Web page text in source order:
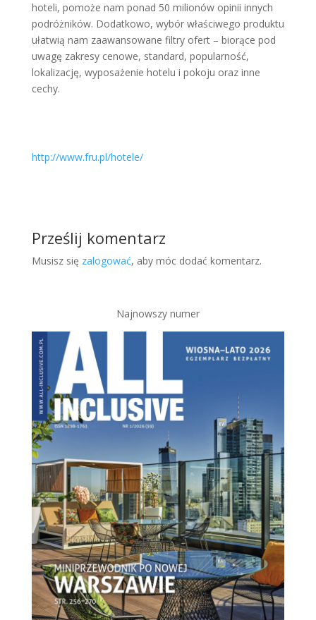
hoteli, pomoże nam ponad 50 milionów opinii innych
podróżników. Dodatkowo, wybór właściwego produktu
ułatwią nam zaawansowane filtry ofert – biorące pod
uwagę zakresy cenowe, standard, popularność,
lokalizację, wyposażenie hotelu i pokoju oraz inne
cechy.
http://www.fru.pl/hotele/
Prześlij komentarz
Musisz się zalogować, aby móc dodać komentarz.
Najnowszy numer